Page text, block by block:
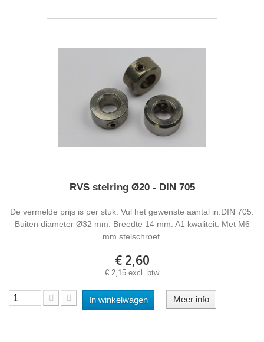
RVS stelring Ø20 - DIN 705
De vermelde prijs is per stuk. Vul het gewenste aantal in.DIN 705.
Buiten diameter Ø32 mm. Breedte 14 mm. A1 kwaliteit. Met M6
mm stelschroef.
€ 2,60
€ 2,15 excl. btw
In winkelwagen Meer info